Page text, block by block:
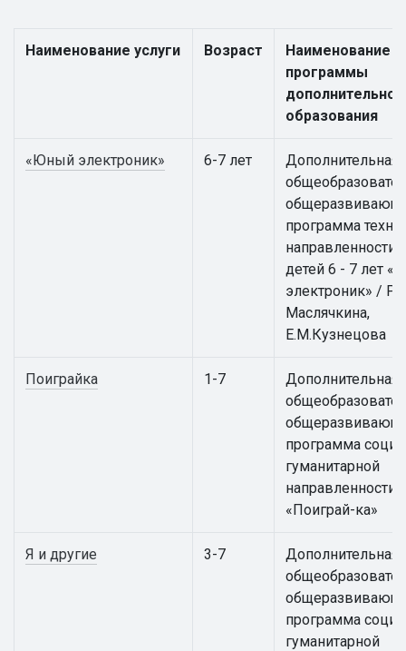
Наименование услуги Возраст
Наименование
программы
образования
«Юный электроник» 6-7 лет
Дополнительная
программа
направленности
детей 6 - 7 лет
электроник» /
Маслячкина,
Е.М.Кузнецова
Поиграйка 1-7
Дополнительная
программа
гуманитарной
направленности
«Поиграй-ка»
Я и другие 3-7
Дополнительная
программа
гуманитарной